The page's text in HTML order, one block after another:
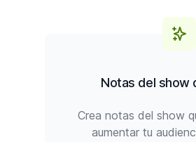
Notas del show
Crea notas del show
aumentar tu